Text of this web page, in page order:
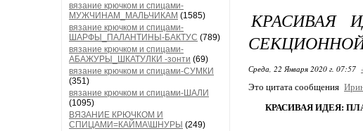
вязание крючком и спицами-
МУЖЧИНАМ_МАЛЬЧИКАМ (1585)
вязание крючком и спицами-
ШАРФЫ_ПАЛАНТИНЫ-БАКТУС (789)
вязание крючком и спицами-
АБАЖУРЫ_ШКАТУЛКИ -зонти (69)
вязание крючком и спицами-СУМКИ
(351)
вязание крючком и спицами-ШАЛИ
(1095)
ВЯЗАНИЕ КРЮЧКОМ И
СПИЦАМИ=КАЙМА\ШНУРЫ (249)
КРАСИВАЯ
Среда, 22 Января 2020 г. 07:57
Это цитата сообщения
КРАСИВАЯ ИДЕЯ: